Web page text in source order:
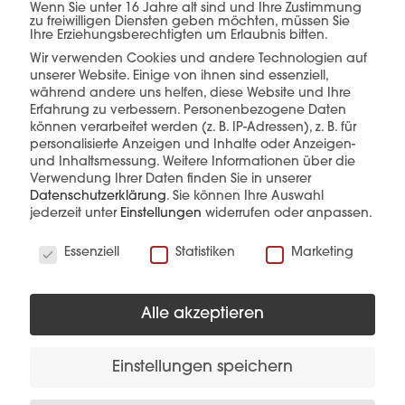
einer Hand.
mehr erfahren
interessieren
Wenn Sie unter 16 Jahre alt sind und Ihre Zustimmung
zu freiwilligen Diensten geben möchten, müssen Sie
Ihre Erziehungsberechtigten um Erlaubnis bitten.
Wir verwenden Cookies und andere Technologien auf
unserer Website. Einige von ihnen sind essenziell,
während andere uns helfen, diese Website und Ihre
Erfahrung zu verbessern. Personenbezogene Daten
können verarbeitet werden (z. B. IP-Adressen), z. B. für
personalisierte Anzeigen und Inhalte oder Anzeigen-
und Inhaltsmessung. Weitere Informationen über die
Verwendung Ihrer Daten finden Sie in unserer
Datenschutzerklärung. Sie können Ihre Auswahl
jederzeit unter Einstellungen widerrufen oder anpassen.
Essenziell
Statistiken Marketing
Alle akzeptieren
Einstellungen speichern